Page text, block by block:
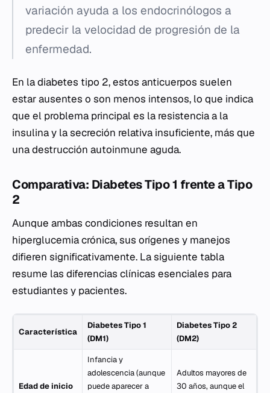
variación ayuda a los endocrinólogos a
predecir la velocidad de progresión de la
enfermedad.
En la diabetes tipo 2, estos anticuerpos suelen
estar ausentes o son menos intensos, lo que indica
que el problema principal es la resistencia a la
insulina y la secreción relativa insuficiente, más que
una destrucción autoinmune aguda.
Comparativa: Diabetes Tipo 1 frente a Tipo
2
Aunque ambas condiciones resultan en
hiperglucemia crónica, sus orígenes y manejos
difieren significativamente. La siguiente tabla
resume las diferencias clínicas esenciales para
estudiantes y pacientes.
Característica
Diabetes Tipo 1
(DM1)
Diabetes Tipo 2
(DM2)
Edad de inicio
Infancia y
adolescencia (aunque
puede aparecer a
Adultos mayores de
30 años, aunque el